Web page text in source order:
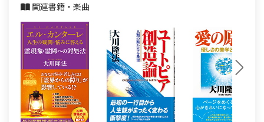
関連書籍・楽曲